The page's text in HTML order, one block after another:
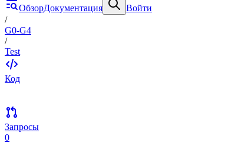
ОбзорДокументация
Войти
/
G0-G4
/
Test
Код
Запросы
0